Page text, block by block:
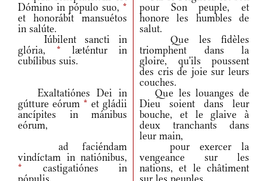
Dómino in pópulo suo, *
et honorábit mansuétos
in salúte.
pour Son peuple, et
honore les humbles de
salut.
Iúbilent sancti in
glória, * læténtur in
cubílibus suis.
Que les fidèles
triomphent dans la
gloire, qu'ils poussent
des cris de joie sur leurs
couches.
Exaltatiónes Dei in
gútture eórum * et gládii
ancípites in mánibus
eórum,
Que les louanges de
Dieu soient dans leur
bouche, et le glaive à
deux tranchants dans
leur main,
ad faciéndam
vindíctam in natiónibus,
* castigatiónes in
pour exercer la
vengeance sur les
nations, et le châtiment